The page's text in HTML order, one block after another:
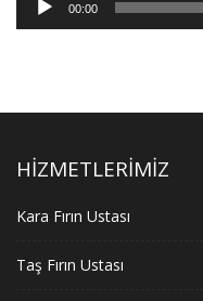
00:00
HIZMETLERIMIZ
Kara Fırın Ustası
Taş Fırın Ustası